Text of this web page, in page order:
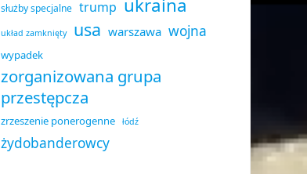
służby specjalne trump ukraina
układ zamknięty usa warszawa wojna
wypadek
zorganizowana grupa
przestępcza
zrzeszenie ponerogenne łódź
żydobanderowcy